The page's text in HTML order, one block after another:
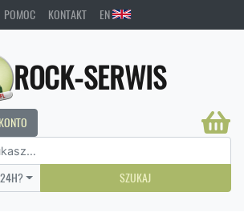
POMOC KONTAKT EN
ROCK-SERWIS
24H? SZUKAJ